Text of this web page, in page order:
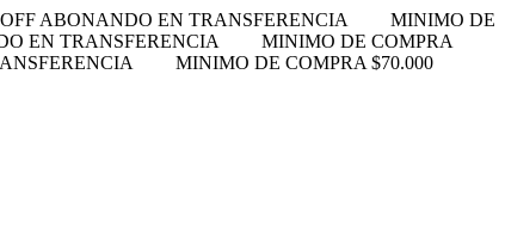
OFF ABONANDO EN TRANSFERENCIA
MINIMO DE
EN TRANSFERENCIA
MINIMO DE COMPRA
MINIMO DE COMPRA $70.000